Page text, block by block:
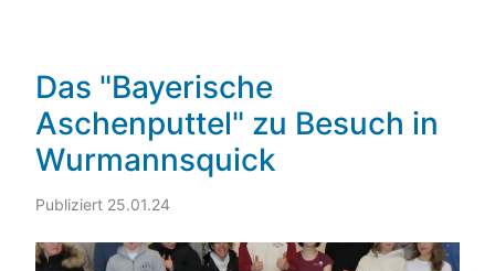
Das "Bayerische
Aschenputtel" zu Besuch in
Wurmannsquick
Publiziert 25.01.24